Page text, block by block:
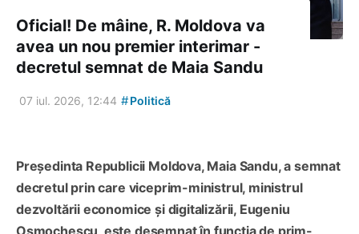
Oficial! De mâine, R. Moldova va
avea un nou premier interimar -
decretul semnat de Maia Sandu
07 iul. 2026, 12:44 #Politică
Președinta Republicii Moldova, Maia Sandu, a semnat
decretul prin care viceprim-ministrul, ministrul
dezvoltării economice și digitalizării, Eugeniu
Osmochescu, este desemnat în funcția de prim-